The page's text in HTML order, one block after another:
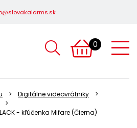
0
Digitálne videovrátniky
- kľúčenka Mifare (Čierna)